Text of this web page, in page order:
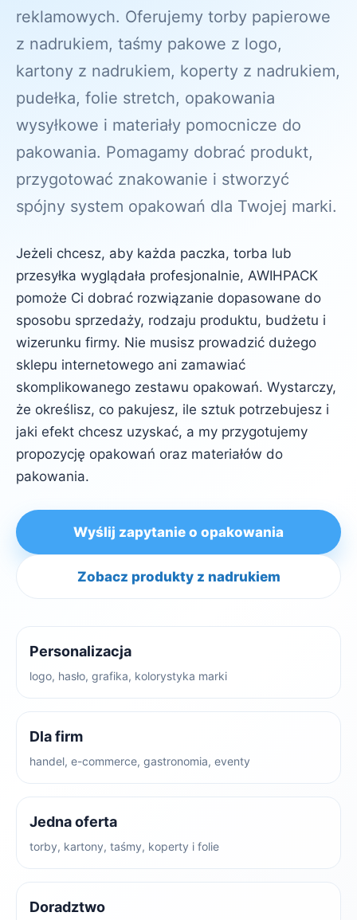
reklamowych. Oferujemy torby papierowe
z nadrukiem, taśmy pakowe z logo,
kartony z nadrukiem, koperty z nadrukiem,
pudełka, folie stretch, opakowania
wysyłkowe i materiały pomocnicze do
pakowania. Pomagamy dobrać produkt,
przygotować znakowanie i stworzyć
spójny system opakowań dla Twojej marki.
Jeżeli chcesz, aby każda paczka, torba lub
przesyłka wyglądała profesjonalnie, AWIHPACK
pomoże Ci dobrać rozwiązanie dopasowane do
sposobu sprzedaży, rodzaju produktu, budżetu i
wizerunku firmy. Nie musisz prowadzić dużego
sklepu internetowego ani zamawiać
skomplikowanego zestawu opakowań. Wystarczy,
że określisz, co pakujesz, ile sztuk potrzebujesz i
jaki efekt chcesz uzyskać, a my przygotujemy
propozycję opakowań oraz materiałów do
pakowania.
Wyślij zapytanie o opakowania
Zobacz produkty z nadrukiem
Personalizacja
logo, hasło, grafika, kolorystyka marki
Dla firm
handel, e-commerce, gastronomia, eventy
Jedna oferta
torby, kartony, taśmy, koperty i folie
Doradztwo